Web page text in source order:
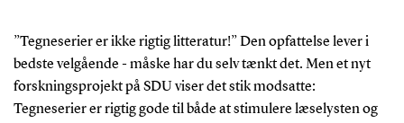
”Tegneserier er ikke rigtig litteratur!” Den opfattelse lever i
bedste velgående - måske har du selv tænkt det. Men et nyt
forskningsprojekt på SDU viser det stik modsatte:
Tegneserier er rigtig gode til både at stimulere læselysten og